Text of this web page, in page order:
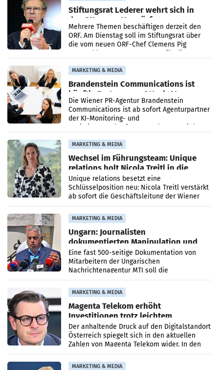
Stiftungsrat Lederer wehrt sich in
den SN gegen Vorwürfe
Mehrere Themen beschäftigen derzeit den
ORF. Am Dienstag soll im Stiftungsrat über
die vom neuen ORF-Chef Clemens Pig
vorgeschlagenen Besetzungen für die
MARKETING & MEDIA
Brandenstein Communications ist
künftig Partner von OtterlyAI
Die Wiener PR-Agentur Brandenstein
Communications ist ab sofort Agenturpartner
der KI-Monitoring- und
Optimierungsplattform OtterlyAI. Damit baut
MARKETING & MEDIA
Wechsel im Führungsteam: Unique
relations holt Nicola Treitl in die
Geschäftsleitung
Unique relations besetzt eine
Schlüsselposition neu: Nicola Treitl verstärkt
ab sofort die Geschäftsleitung der Wiener
PR-Agentur an der Seite von Josef Kalina und
Anna Kalina-Mahr.
MARKETING & MEDIA
Ungarn: Journalisten
dokumentierten Manipulation und
Zensur
Eine fast 500-seitige Dokumentation von
Mitarbeitern der Ungarischen
Nachrichtenagentur MTI soll die
systematische Nachrichten-Manipulation und
Zensur bei der Agentur während der Zeit
MARKETING & MEDIA
Magenta Telekom erhöht
Investitionen trotz leichtem
Umsatzrückgang
Der anhaltende Druck auf den Digitalstandort
Österreich spiegelt sich in den aktuellen
Zahlen von Magenta Telekom wider. In den
ersten sechs Monaten des laufenden Jahres
verzeichnete
MARKETING & MEDIA